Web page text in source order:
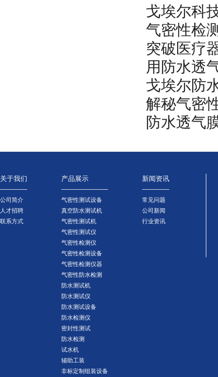
戈埃尔科
气密性检
突破医疗
用防水透
戈埃尔防
解秘气密
防水透气
关于我们
公司简介
人才招聘
联系方式
产品展示
气密性测试设备
真空防水测试机
气密性测试机
气密性测试仪
气密性检测仪
气密性检测设备
气密性检测仪器
气密性防水检测
防水测试机
防水测试仪
防水测试设备
防水检测仪
密封性测试
防水检测
试水机
辅助工装
非标定制组装设备
新闻资讯
常见问题
公司新闻
行业资讯